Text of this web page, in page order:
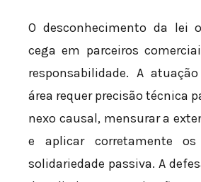
O desconhecimento da lei
cega em parceiros
responsabilidade. A
área requer precisão técnica
nexo causal, mensurar a
e aplicar corretamente
solidariedade passiva. A